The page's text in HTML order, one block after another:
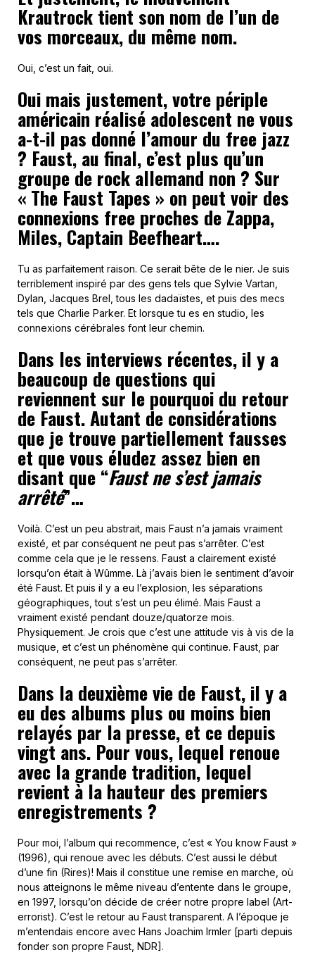
Krautrock tient son nom de l’un de
vos morceaux, du même nom.
Oui, c’est un fait, oui.
Oui mais justement, votre périple
américain réalisé adolescent ne vous
a-t-il pas donné l’amour du free jazz
? Faust, au final, c’est plus qu’un
groupe de rock allemand non ? Sur
« The Faust Tapes » on peut voir des
connexions free proches de Zappa,
Miles, Captain Beefheart….
Tu as parfaitement raison. Ce serait bête de le nier. Je suis
terriblement inspiré par des gens tels que Sylvie Vartan,
Dylan, Jacques Brel, tous les dadaïstes, et puis des mecs
tels que Charlie Parker. Et lorsque tu es en studio, les
connexions cérébrales font leur chemin.
Dans les interviews récentes, il y a
beaucoup de questions qui
reviennent sur le pourquoi du retour
de Faust. Autant de considérations
que je trouve partiellement fausses
et que vous éludez assez bien en
disant que “Faust ne s’est jamais
arrêté”…
Voilà. C’est un peu abstrait, mais Faust n’a jamais vraiment
existé, et par conséquent ne peut pas s’arrêter. C’est
comme cela que je le ressens. Faust a clairement existé
lorsqu’on était à Wûmme. Là j’avais bien le sentiment d’avoir
été Faust. Et puis il y a eu l’explosion, les séparations
géographiques, tout s’est un peu élimé. Mais Faust a
vraiment existé pendant douze/quatorze mois.
Physiquement. Je crois que c’est une attitude vis à vis de la
musique, et c’est un phénomène qui continue. Faust, par
conséquent, ne peut pas s’arrêter.
Dans la deuxième vie de Faust, il y a
eu des albums plus ou moins bien
relayés par la presse, et ce depuis
vingt ans. Pour vous, lequel renoue
avec la grande tradition, lequel
revient à la hauteur des premiers
enregistrements ?
Pour moi, l’album qui recommence, c’est « You know Faust »
(1996), qui renoue avec les débuts. C’est aussi le début
d’une fin (Rires)! Mais il constitue une remise en marche, où
nous atteignons le même niveau d’entente dans le groupe,
en 1997, lorsqu’on décide de créer notre propre label (Art-
errorist). C’est le retour au Faust transparent. A l’époque je
m’entendais encore avec Hans Joachim Irmler [parti depuis
fonder son propre Faust, NDR].